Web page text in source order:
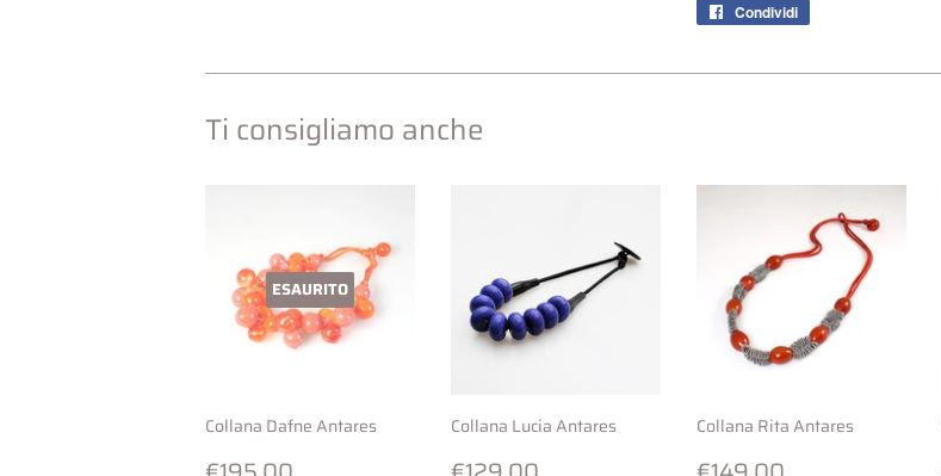
Condividi
Ti consigliamo anche
ESAURITO
Collana Dafne Antares Collana Lucia Antares Collana Rita Antares